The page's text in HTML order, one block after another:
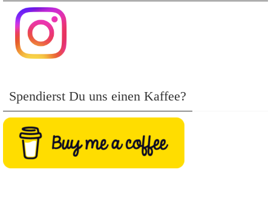
Spendierst Du uns einen Kaffee?